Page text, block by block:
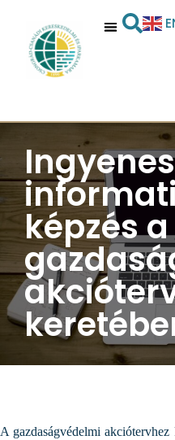
Ingyenes
képzés a
A gazdaságvédelmi